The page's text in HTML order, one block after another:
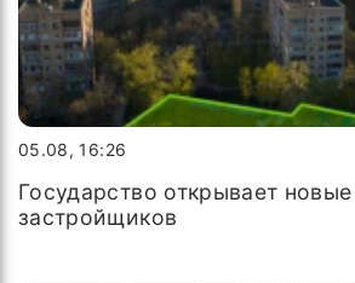
05.08, 16:26
Государство открывает
застройщиков